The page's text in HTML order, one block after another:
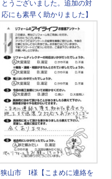
とうございました。追加の対
応にも素早く助かりました】
狭山市 I様【こまめに連絡を